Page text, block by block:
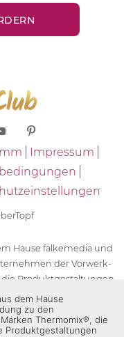
Impressum
Hause falkemedia und
der Vorwerk-
Produktgestaltungen
der Unternehmen
die Zeichen TM5®,
des Thermomix®
dem Hause
zu den
Thermomix®, die
Produktgestaltungen